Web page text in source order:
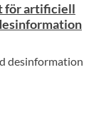
för artificiell
desinformation